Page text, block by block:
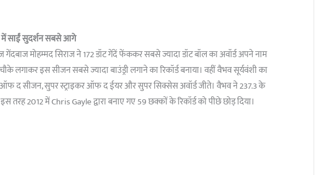
में साईं सुदर्शन सबसे आगे
मोहम्मद सिराज ने 172 डॉट गेंदें फेंककर सबसे ज्यादा डॉट बॉल का अवॉर्ड अपने नाम
लगाकर इस सीजन सबसे ज्यादा बाउंड्री लगाने का रिकॉर्ड बनाया। वहीं वैभव सूर्यवंशी का
ऑफ द सीजन, सुपर स्ट्राइकर ऑफ द ईयर और सुपर सिक्सेस अवॉर्ड जीते। वैभव ने 237.3 के
2012 में Chris Gayle द्वारा बनाए गए 59 छक्कों के रिकॉर्ड को पीछे छोड़ दिया।